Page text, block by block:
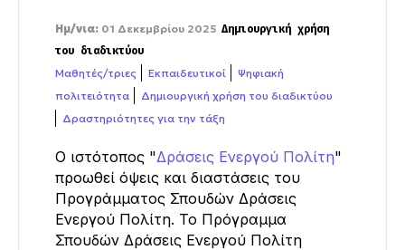
Ημ/νια: 01 Δεκεμβρίου 2025 Δημιουργική χρήση
του διαδικτύου
Μαθητές/τριες Εκπαιδευτικοί
Ψηφιακή
πολιτειότητα
Δημιουργική χρήση του διαδικτύου
Δραστηριότητες για την τάξη
Ο ιστότοπος "Δράσεις Ενεργού Πολίτη"
προωθεί όψεις και διαστάσεις του
Προγράμματος Σπουδών Δράσεις
Ενεργού Πολίτη. Το Πρόγραμμα
Σπουδών Δράσεις Ενεργού Πολίτη